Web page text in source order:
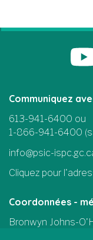
Communiquez
613-941-6400 ou
1-866-941-6400
info@psic-
Cliquez pour
Coordonnées -
Bronwyn Johns-